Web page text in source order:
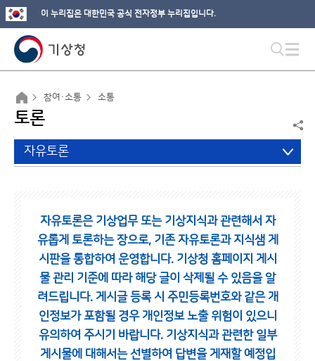
이 누리집은 대한민국 공식 전자정부 누리집입니다.
참여·소통 소통
토론
자유토론
자유토론은 기상업무 또는 기상지식과 관련해서 자
유롭게 토론하는 장으로, 기존 자유토론과 지식샘 게
시판을 통합하여 운영합니다. 기상청 홈페이지 게시
물 관리 기준에 따라 해당 글이 삭제될 수 있음을 알
려드립니다. 게시글 등록 시 주민등록번호와 같은 개
인정보가 포함될 경우 개인정보 노출 위험이 있으니
유의하여 주시기 바랍니다. 기상지식과 관련한 일부
게시물에 대해서는 선별하여 답변을 게재할 예정입